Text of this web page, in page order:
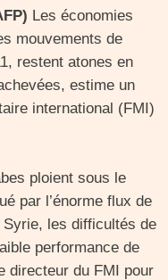
Les économies
mouvements de
restent atones en
estime un
international (FMI)
ploient sous le
par l’énorme flux de
les difficultés de
performance de
directeur du FMI pour